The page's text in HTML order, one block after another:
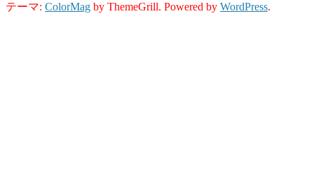
銭
テーマ: ColorMag by ThemeGrill. Powered by WordPress.